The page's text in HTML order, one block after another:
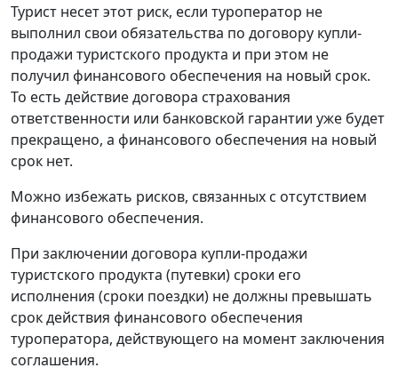
Турист несет этот риск, если туроператор не
выполнил свои обязательства по договору купли-
продажи туристского продукта и при этом не
получил финансового обеспечения на новый срок.
То есть действие договора страхования
ответственности или банковской гарантии уже будет
прекращено, а финансового обеспечения на новый
срок нет.
Можно избежать рисков, связанных с отсутствием
финансового обеспечения.
При заключении договора купли-продажи
туристского продукта (путевки) сроки его
исполнения (сроки поездки) не должны превышать
срок действия финансового обеспечения
туроператора, действующего на момент заключения
соглашения.